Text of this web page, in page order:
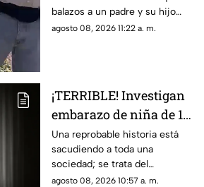
(+VIDEO)
balazos a un padre y su hijo
que dejó a un muerto; esto es
agosto 08, 2026 11:22 a. m.
¡TERRIBLE! Investigan
embarazo de niña de 11
años; esto se sabe
(+VIDEO)
Una reprobable historia está
sacudiendo a toda una
sociedad; se trata del
embarazo de una niña de 11
agosto 08, 2026 10:57 a. m.